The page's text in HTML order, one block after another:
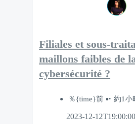
​Filiales et sous-
maillons faibles de
cybersécurité ?
％{time}前 約1小
2023-12-